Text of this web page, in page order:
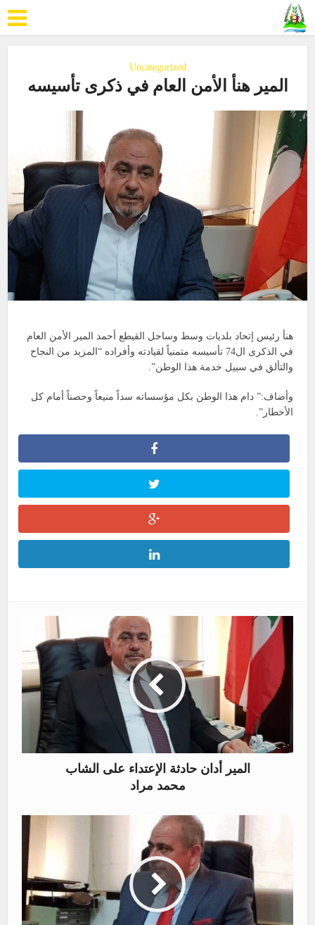
Uncategorized
المير هنأ الأمن العام في ذكرى تأسيسه
هنأ رئيس إتحاد بلديات وسط وساحل القيطع أحمد المير الأمن العام
في الذكرى ال74 تأسيسه متمنياً لقيادته وأفراده “المزيد من النجاح
والتألق في سبيل خدمة هذا الوطن”.
وأضاف:” دام هذا الوطن بكل مؤسساته سداً منيعاً وحصناً أمام كل
الأخطار”.
المير أدان حادثة الإعتداء على الشاب
محمد مراد